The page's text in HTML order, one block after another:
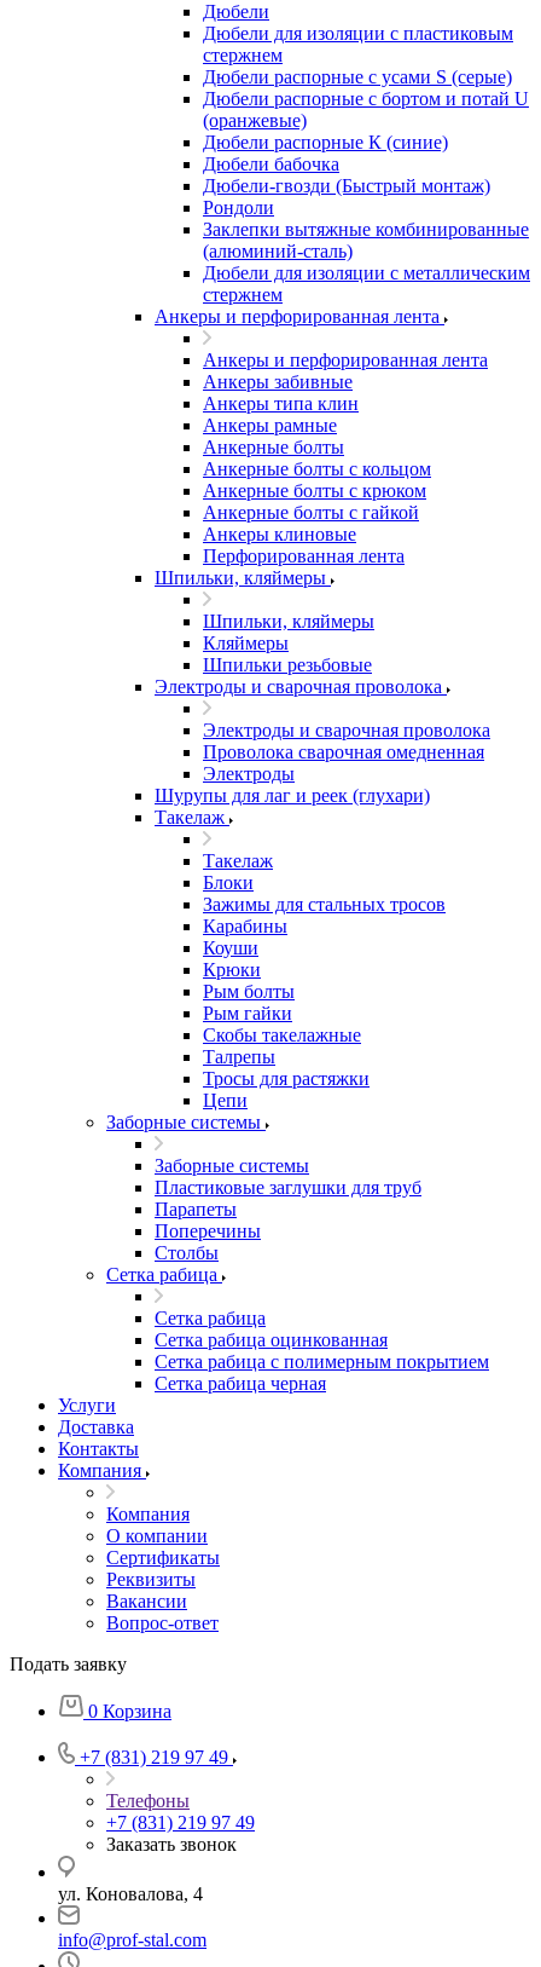
Дюбели
Дюбели для изоляции с пластиковым
стержнем
Дюбели распорные с усами S (серые)
Дюбели распорные c бортом и потай U
(оранжевые)
Дюбели распорные К (синие)
Дюбели бабочка
Дюбели-гвозди (Быстрый монтаж)
Рондоли
Заклепки вытяжные комбинированные
(алюминий-сталь)
Дюбели для изоляции с металлическим
стержнем
Анкеры и перфорированная лента
Анкеры и перфорированная лента
Анкеры забивные
Анкеры типа клин
Анкеры рамные
Анкерные болты
Анкерные болты с кольцом
Анкерные болты с крюком
Анкерные болты с гайкой
Анкеры клиновые
Перфорированная лента
Шпильки, кляймеры
Шпильки, кляймеры
Кляймеры
Шпильки резьбовые
Электроды и сварочная проволока
Электроды и сварочная проволока
Проволока сварочная омедненная
Электроды
Шурупы для лаг и реек (глухари)
Такелаж
Такелаж
Блоки
Зажимы для стальных тросов
Карабины
Коуши
Крюки
Рым болты
Рым гайки
Скобы такелажные
Талрепы
Тросы для растяжки
Цепи
Заборные системы
Заборные системы
Пластиковые заглушки для труб
Парапеты
Поперечины
Столбы
Сетка рабица
Сетка рабица
Сетка рабица оцинкованная
Сетка рабица с полимерным покрытием
Сетка рабица черная
Услуги
Доставка
Контакты
Компания
Компания
О компании
Сертификаты
Реквизиты
Вакансии
Вопрос-ответ
Подать заявку
0 Корзина
+7 (831) 219 97 49
Телефоны
+7 (831) 219 97 49
Заказать звонок
ул. Коновалова, 4
info@prof-stal.com